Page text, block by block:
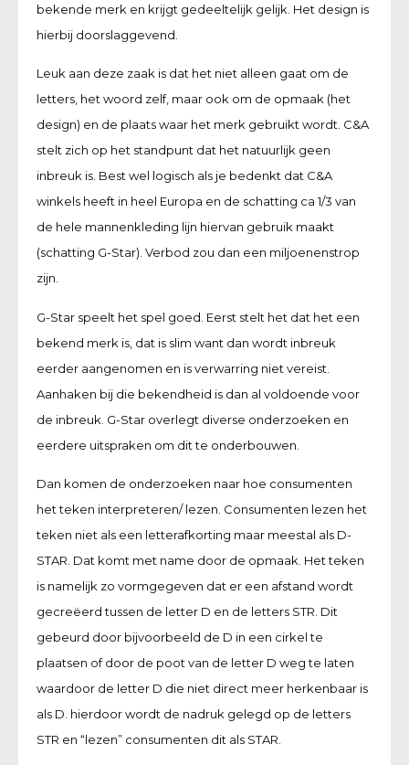
bekende merk en krijgt gedeeltelijk gelijk. Het design is
hierbij doorslaggevend.
Leuk aan deze zaak is dat het niet alleen gaat om de
letters, het woord zelf, maar ook om de opmaak (het
design) en de plaats waar het merk gebruikt wordt. C&A
stelt zich op het standpunt dat het natuurlijk geen
inbreuk is. Best wel logisch als je bedenkt dat C&A
winkels heeft in heel Europa en de schatting ca 1/3 van
de hele mannenkleding lijn hiervan gebruik maakt
(schatting G-Star). Verbod zou dan een miljoenenstrop
zijn.
G-Star speelt het spel goed. Eerst stelt het dat het een
bekend merk is, dat is slim want dan wordt inbreuk
eerder aangenomen en is verwarring niet vereist.
Aanhaken bij die bekendheid is dan al voldoende voor
de inbreuk. G-Star overlegt diverse onderzoeken en
eerdere uitspraken om dit te onderbouwen.
Dan komen de onderzoeken naar hoe consumenten
het teken interpreteren/ lezen. Consumenten lezen het
teken niet als een letterafkorting maar meestal als D-
STAR. Dat komt met name door de opmaak. Het teken
is namelijk zo vormgegeven dat er een afstand wordt
gecreëerd tussen de letter D en de letters STR. Dit
gebeurd door bijvoorbeeld de D in een cirkel te
plaatsen of door de poot van de letter D weg te laten
waardoor de letter D die niet direct meer herkenbaar is
als D. hierdoor wordt de nadruk gelegd op de letters
STR en “lezen” consumenten dit als STAR.